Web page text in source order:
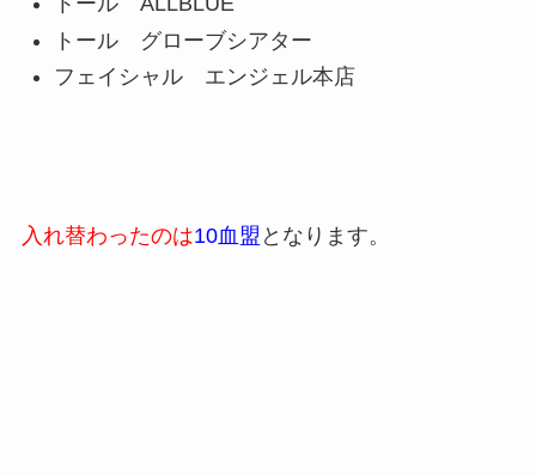
トール グローブシアター
フェイシャル エンジェル本店
入れ替わったのは10血盟 となります。